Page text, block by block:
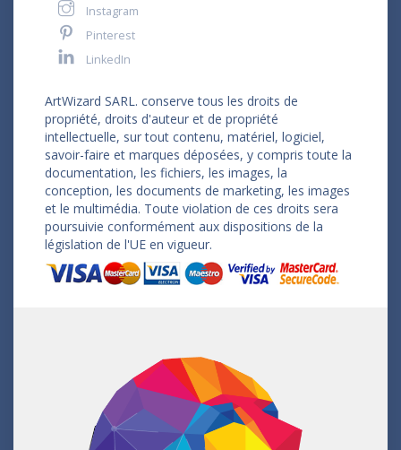
Instagram
Pinterest
LinkedIn
ArtWizard SARL. conserve tous les droits de
propriété, droits d'auteur et de propriété
intellectuelle, sur tout contenu, matériel, logiciel,
savoir-faire et marques déposées, y compris toute la
documentation, les fichiers, les images, la
conception, les documents de marketing, les images
et le multimédia. Toute violation de ces droits sera
poursuivie conformément aux dispositions de la
législation de l'UE en vigueur.